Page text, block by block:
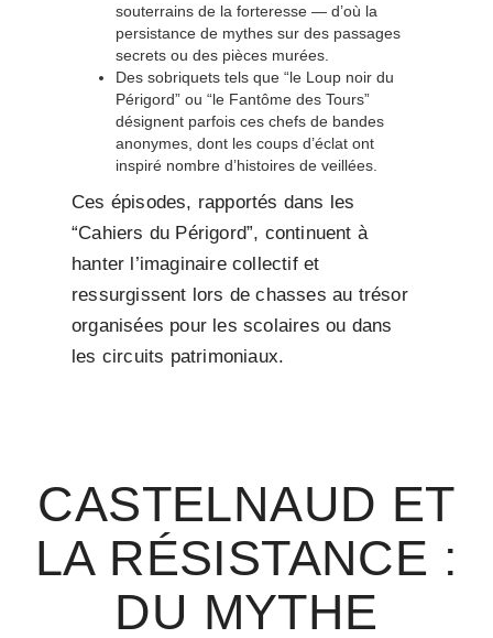
souterrains de la forteresse — d’où la
persistance de mythes sur des passages
secrets ou des pièces murées.
Des sobriquets tels que “le Loup noir du
Périgord” ou “le Fantôme des Tours”
désignent parfois ces chefs de bandes
anonymes, dont les coups d’éclat ont
inspiré nombre d’histoires de veillées.
Ces épisodes, rapportés dans les
“Cahiers du Périgord”, continuent à
hanter l’imaginaire collectif et
ressurgissent lors de chasses au trésor
organisées pour les scolaires ou dans
les circuits patrimoniaux.
CASTELNAUD ET
LA RÉSISTANCE :
DU MYTHE